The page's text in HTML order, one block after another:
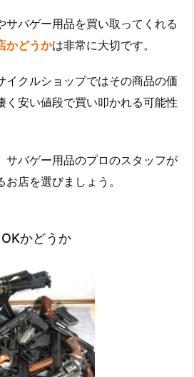
サバゲー用品を買い取ってくれる
かどうかは非常に大切です。
イクルショップではその商品の価
く安い値段で買い叩かれる可能性
サバゲー用品のプロのスタッフが
店を選びましょう。
かどうか